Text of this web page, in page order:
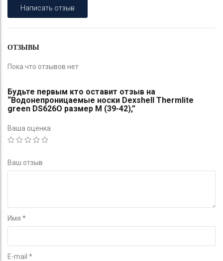
Написать отзыв
ОТЗЫВЫ
Пока что отзывов нет
Будьте первым кто оставит отзыв на
“Водонепроницаемые носки Dexshell Thermlite
green DS626O размер M (39-42),”
Ваша оценка
Ваш отзыв
Имя *
E-mail *